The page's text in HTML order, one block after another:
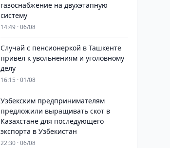
газоснабжение на двухэтапную
систему
14:49 · 06/08
Случай с пенсионеркой в Ташкенте
привел к увольнениям и уголовному
делу
16:15 · 01/08
Узбекским предпринимателям
предложили выращивать скот в
Казахстане для последующего
экспорта в Узбекистан
22:30 · 06/08